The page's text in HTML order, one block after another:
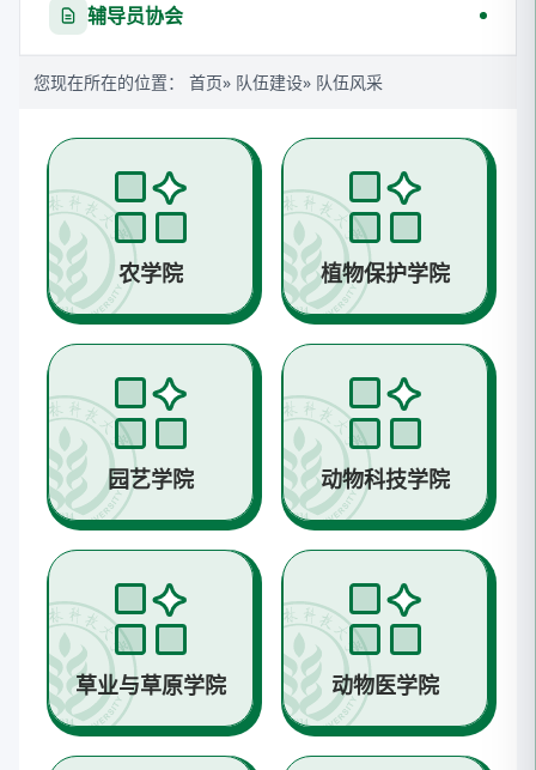
辅导员协会
您现在所在的位置： 首页» 队伍建设» 队伍风采
农学院 植物保护学院
园艺学院 动物科技学院
草业与草原学院 动物医学院